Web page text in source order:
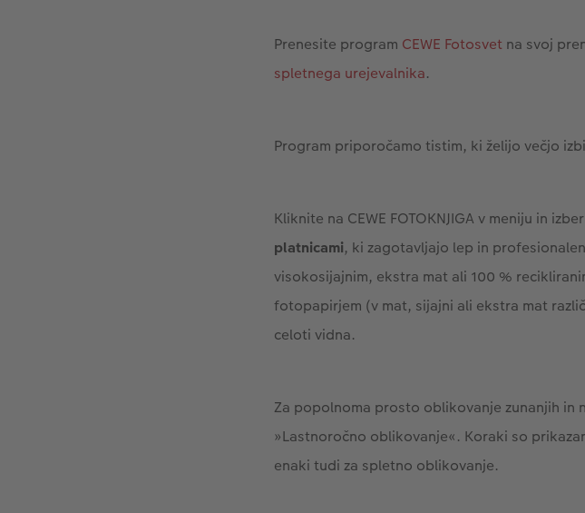
Prenesite program CEWE Fotosvet na svoj
spletnega urejevalnika.
Program priporočamo tistim, ki želijo večjo
Kliknite na CEWE FOTOKNJIGA v meniju in
platnicami, ki zagotavljajo lep in
visokosijajnim, ekstra mat ali 100 %
fotopapirjem (v mat, sijajni ali ekstra mat
celoti vidna.
Za popolnoma prosto oblikovanje zunanjih
»Lastnoročno oblikovanje«. Koraki so
enaki tudi za spletno oblikovanje.